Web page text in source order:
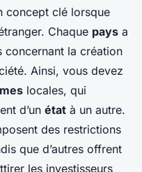
concept clé lorsque
Chaque pays a
concernant la création
Ainsi, vous devez
locales, qui
d’un état à un autre.
des restrictions
que d’autres offrent
les investisseurs